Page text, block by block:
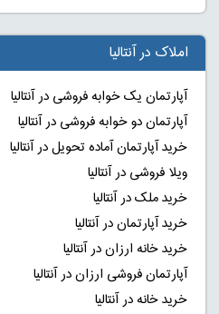
املاک در آنتالیا
آپارتمان یک خوابه فروشی در آنتالیا
آپارتمان دو خوابه فروشی در آنتالیا
خرید آپارتمان آماده تحویل در آنتالیا
ویلا فروشی در آنتالیا
خرید ملک در آنتالیا
خرید آپارتمان در آنتالیا
خرید خانه ارزان در آنتالیا
آپارتمان فروشی ارزان در آنتالیا
خرید خانه در آنتالیا